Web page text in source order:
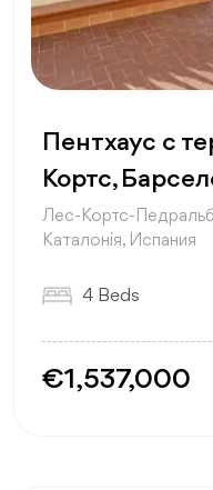
Пентхаус с
Кортс,
Лес-Кортс-
Каталонія, Испания
4 Beds
€1,537,000